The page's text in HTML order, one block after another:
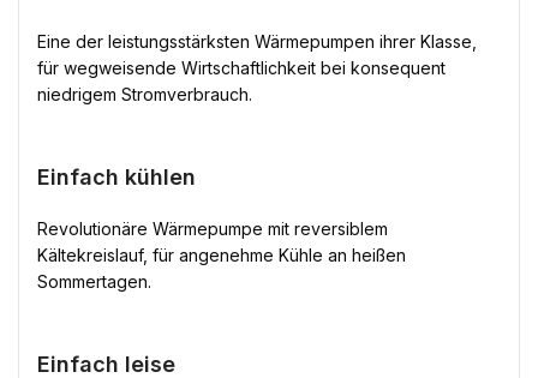
Eine der leistungsstärksten Wärmepumpen ihrer Klasse,
für wegweisende Wirtschaftlichkeit bei konsequent
niedrigem Stromverbrauch.
Einfach kühlen
Revolutionäre Wärmepumpe mit reversiblem
Kältekreislauf, für angenehme Kühle an heißen
Sommertagen.
Einfach leise